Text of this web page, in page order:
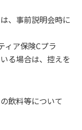
事前説明会時に
ィア保険Cプラ
る場合は、控えを
飲料等について